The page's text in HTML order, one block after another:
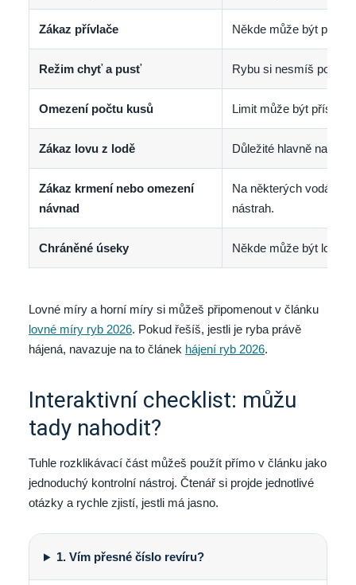
Zákaz přívlače Někde může být
Režim chyť a pusť Rybu si nesmíš
Omezení počtu kusů Limit může být
Zákaz lovu z lodě Důležité hlavně na
Zákaz krmení nebo omezení
návnad
Na některých vodách
nástrah.
Chráněné úseky Někde může být lov
Lovné míry a horní míry si můžeš připomenout v článku
lovné míry ryb 2026. Pokud řešíš, jestli je ryba právě
hájená, navazuje na to článek hájení ryb 2026.
Interaktivní checklist: můžu
tady nahodit?
Tuhle rozklikávací část můžeš použít přímo v článku jako
jednoduchý kontrolní nástroj. Čtenář si projde jednotlivé
otázky a rychle zjistí, jestli má jasno.
1. Vím přesné číslo revíru?